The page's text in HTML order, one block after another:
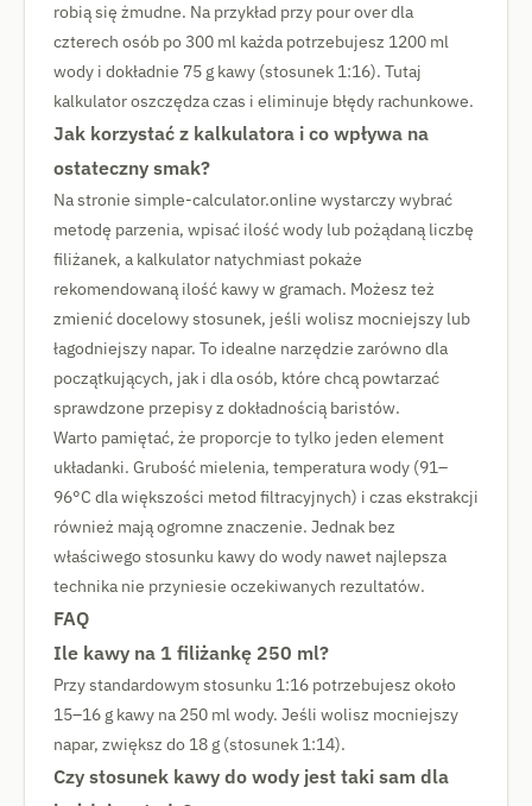
robią się żmudne. Na przykład przy pour over dla
czterech osób po 300 ml każda potrzebujesz 1200 ml
wody i dokładnie 75 g kawy (stosunek 1:16). Tutaj
kalkulator oszczędza czas i eliminuje błędy rachunkowe.
Jak korzystać z kalkulatora i co wpływa na
ostateczny smak?
Na stronie simple-calculator.online wystarczy wybrać
metodę parzenia, wpisać ilość wody lub pożądaną liczbę
filiżanek, a kalkulator natychmiast pokaże
rekomendowaną ilość kawy w gramach. Możesz też
zmienić docelowy stosunek, jeśli wolisz mocniejszy lub
łagodniejszy napar. To idealne narzędzie zarówno dla
początkujących, jak i dla osób, które chcą powtarzać
sprawdzone przepisy z dokładnością baristów.
Warto pamiętać, że proporcje to tylko jeden element
układanki. Grubość mielenia, temperatura wody (91–
96°C dla większości metod filtracyjnych) i czas ekstrakcji
również mają ogromne znaczenie. Jednak bez
właściwego stosunku kawy do wody nawet najlepsza
technika nie przyniesie oczekiwanych rezultatów.
FAQ
Ile kawy na 1 filiżankę 250 ml?
Przy standardowym stosunku 1:16 potrzebujesz około
15–16 g kawy na 250 ml wody. Jeśli wolisz mocniejszy
napar, zwiększ do 18 g (stosunek 1:14).
Czy stosunek kawy do wody jest taki sam dla